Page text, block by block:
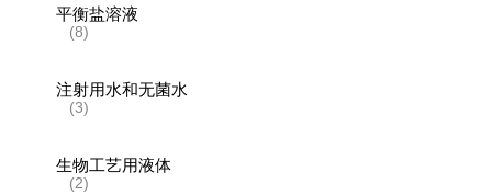
平衡盐溶液
(8)
注射用水和无菌水
(3)
生物工艺用液体
(2)